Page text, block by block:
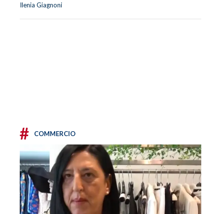
Ilenia Giagnoni
# COMMERCIO